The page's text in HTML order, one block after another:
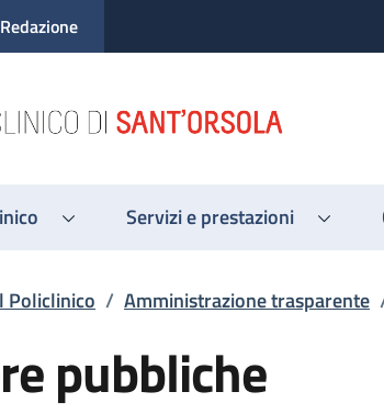
Redazione
Servizi e prestazioni
di pane
Policlinico / Amministrazione trasparente
pubbliche